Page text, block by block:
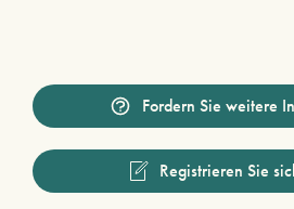
Fordern Sie weitere
Registrieren Sie